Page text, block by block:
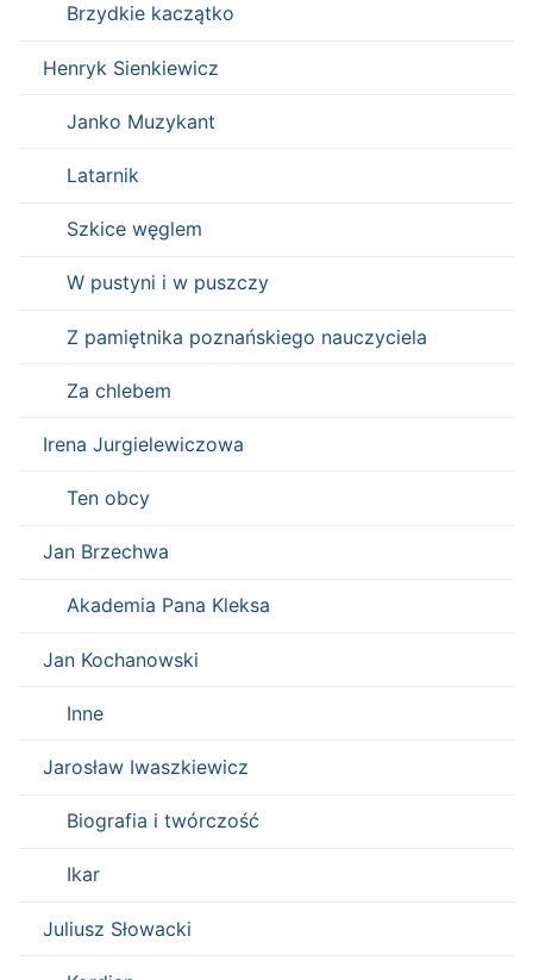
Brzydkie kaczątko
Henryk Sienkiewicz
Janko Muzykant
Latarnik
Szkice węglem
W pustyni i w puszczy
Z pamiętnika poznańskiego nauczyciela
Za chlebem
Irena Jurgielewiczowa
Ten obcy
Jan Brzechwa
Akademia Pana Kleksa
Jan Kochanowski
Inne
Jarosław Iwaszkiewicz
Biografia i twórczość
Ikar
Juliusz Słowacki